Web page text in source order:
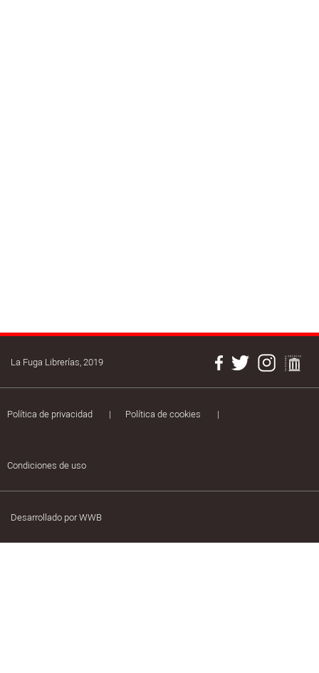
La Fuga Librerías, 2019
Política de privacidad | Política de cookies |
Condiciones de uso
Desarrollado porWWB